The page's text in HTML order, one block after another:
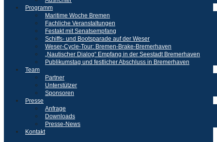
Programm
Maritime Woche Bremen
Fachliche Veranstaltungen
Festakt mit Senatsempfang
Schiffs- und Bootsparade auf der Weser
Weser-Cycle-Tour: Bremen-Brake-Bremerhaven
„Nautischer Dialog“ Empfang in der Seestadt Bremerhaven
Publikumstag und festlicher Abschluss in Bremerhaven
Team
Partner
Unterstützer
Sponsoren
Presse
Anfrage
Downloads
Presse-News
Kontakt